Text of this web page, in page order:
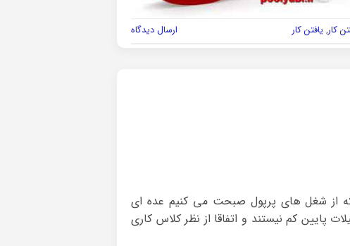
کار, یافتن کار ارسال دیدگاه
که از شغل های پرپول صبحت می کنیم عده ای
پایین کم نیستند و اتفاقا از نظر کلاس کاری